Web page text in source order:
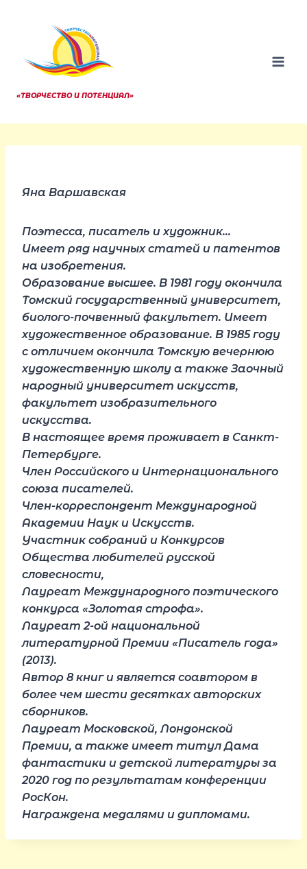
содержанию
«ТВОРЧЕСТВО И ПОТЕНЦИАЛ»
Яна Варшавская
Поэтесса, писатель и художник…
Имеет ряд научных статей и патентов
на изобретения.
Образование высшее. В 1981 году окончила
Томский государственный университет,
биолого-почвенный факультет. Имеет
художественное образование. В 1985 году
с отличием окончила Томскую вечернюю
художественную школу а также Заочный
народный университет искусств,
факультет изобразительного
искусства.
В настоящее время проживает в Санкт-
Петербурге.
Член Российского и Интернационального
союза писателей.
Член-корреспондент Международной
Академии Наук и Искусств.
Участник собраний и Конкурсов
Общества любителей русской
словесности,
Лауреат Международного поэтического
конкурса «Золотая строфа».
Лауреат 2-ой национальной
литературной Премии «Писатель года»
(2013).
Автор 8 книг и является соавтором в
более чем шести десятках авторских
сборников.
Лауреат Московской, Лондонской
Премии, а также имеет титул Дама
фантастики и детской литературы за
2020 год по результатам конференции
РосКон.
Награждена медалями и дипломами.